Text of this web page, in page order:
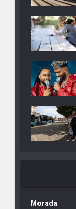
Morada